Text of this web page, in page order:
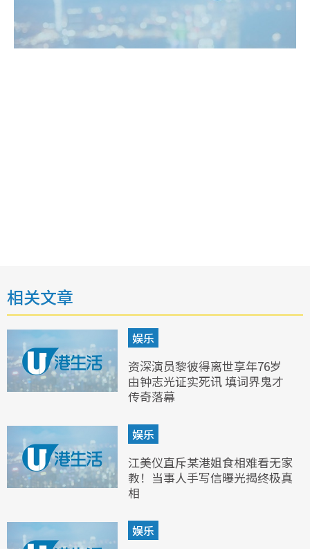
相关文章
娱乐
资深演员黎彼得离世享年76岁
由钟志光证实死讯 填词界鬼才
传奇落幕
娱乐
江美仪直斥某港姐食相难看无家
教！当事人手写信曝光揭终极真
相
娱乐